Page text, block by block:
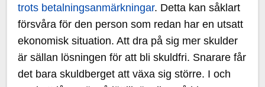
trots betalningsanmärkningar. Detta kan såklart
försvåra för den person som redan har en utsatt
ekonomisk situation. Att dra på sig mer skulder
är sällan lösningen för att bli skuldfri. Snarare får
det bara skuldberget att växa sig större. I och